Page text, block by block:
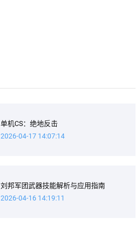
单机CS：绝地反击
2026-04-17 14:07:14
刘邦军团武器技能解析与应用指南
2026-04-16 14:19:11